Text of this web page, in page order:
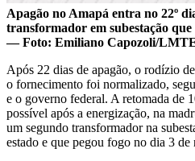
Apagão no Amapá entra no 22º
transformador em subestação
— Foto: Emiliano Capozoli/
Após 22 dias de apagão, o rodízio
o fornecimento foi normalizado,
e o governo federal. A retomada de
possível após a energização, na
um segundo transformador na
estado e que pegou fogo no dia 3 de